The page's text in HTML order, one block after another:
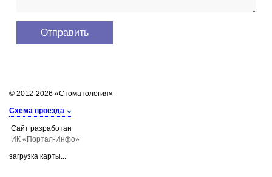
© 2012-2026 «Стоматология»
Схема проезда
Сайт разработан
ИК «Портал-Инфо»
загрузка карты...